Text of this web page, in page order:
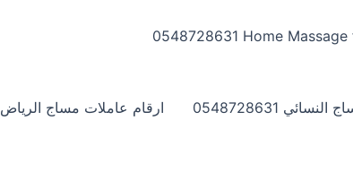
Home Massage for
‏‪0548728631 ارقام عاملات مساج الرياض